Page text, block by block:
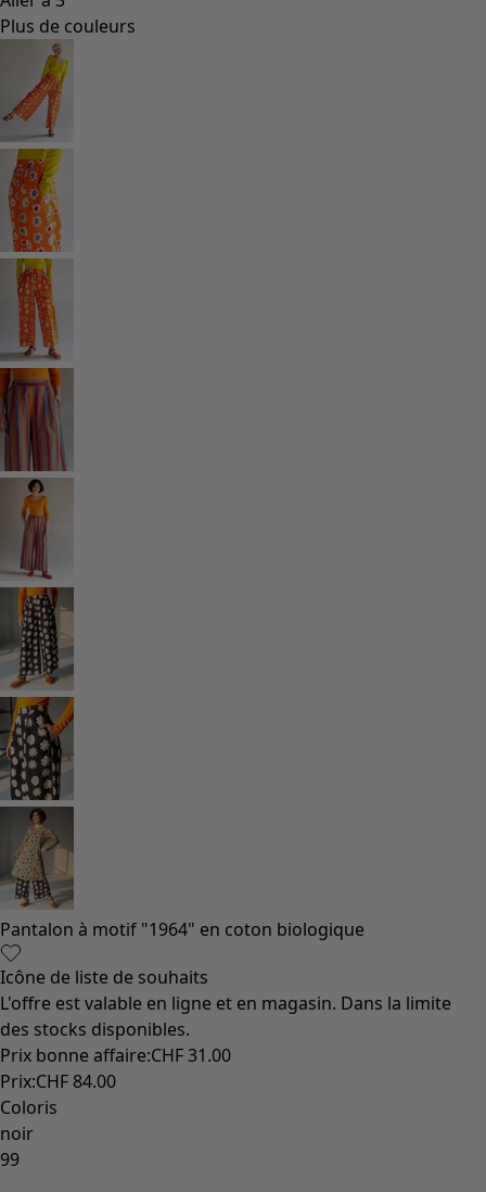
Plus de couleurs
Pantalon à motif "1964" en coton biologique
Icône de liste de souhaits
L'offre est valable en ligne et en magasin. Dans la limite
des stocks disponibles.
Prix bonne affaire:CHF 31.00
Prix:CHF 84.00
Coloris
noir
99